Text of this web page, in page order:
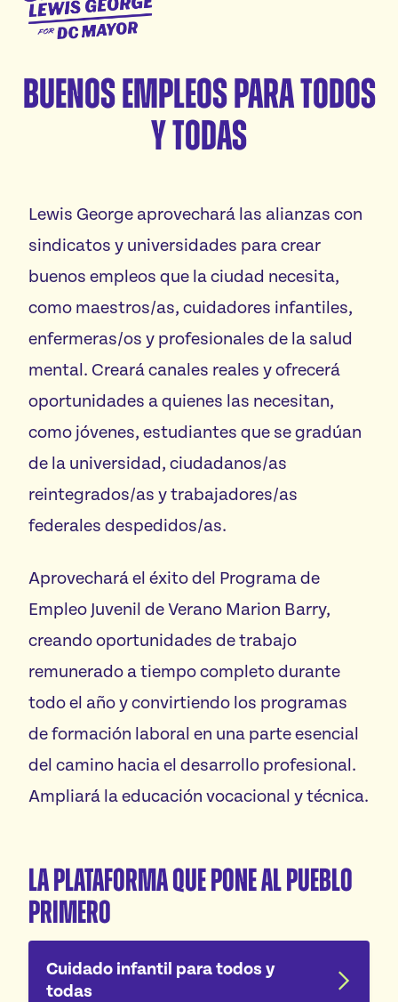
George
Mayor
Inicio
Plataforma
Donaciones
Buenos empleos para todos
y todas
Lewis George aprovechará las alianzas con
sindicatos y universidades para crear
buenos empleos que la ciudad necesita,
como maestros/as, cuidadores infantiles,
enfermeras/os y profesionales de la salud
mental. Creará canales reales y ofrecerá
oportunidades a quienes las necesitan,
como jóvenes, estudiantes que se gradúan
de la universidad, ciudadanos/as
reintegrados/as y trabajadores/as
federales despedidos/as.
Aprovechará el éxito del Programa de
Empleo Juvenil de Verano Marion Barry,
creando oportunidades de trabajo
remunerado a tiempo completo durante
todo el año y convirtiendo los programas
de formación laboral en una parte esencial
del camino hacia el desarrollo profesional.
Ampliará la educación vocacional y técnica.
La Plataforma que pone al Pueblo
Primero
Cuidado infantil para todos y
todas